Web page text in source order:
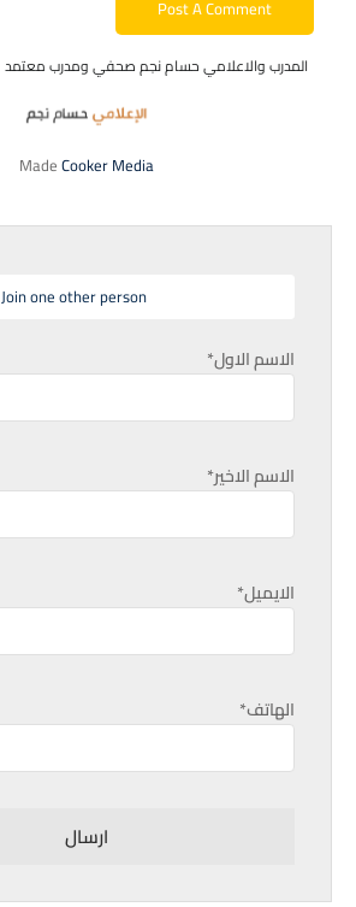
المدرب والاعلامي حسام نجم صحفي ومدرب معتمد
MadeCooker Media
Join one other person
الاسم الاول*
الاسم الاخير*
الايميل*
الهاتف*